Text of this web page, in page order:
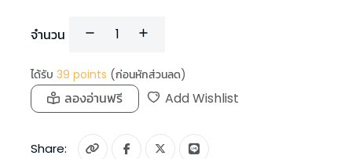
จำนวน
ได้รับ 39 points (ก่อนหักส่วนลด)
ลองอ่านฟรี Add Wishlist
Share: